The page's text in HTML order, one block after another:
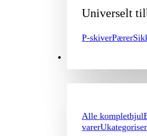
Universelt
P-skiverPærer
Alle komplethjul
varer